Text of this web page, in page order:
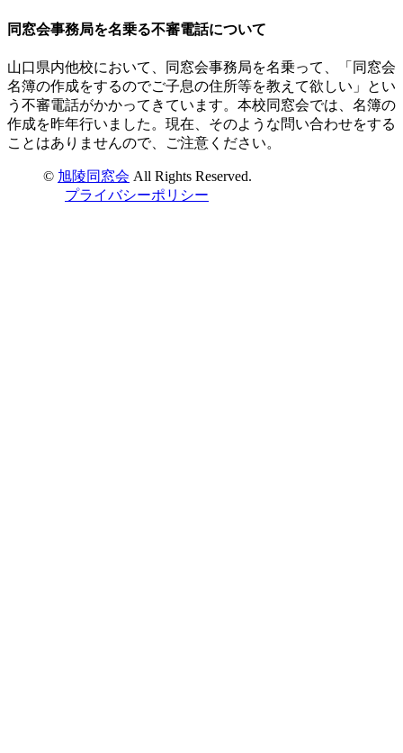
同窓会事務局を名乗る不審電話について
山口県内他校において、同窓会事務局を名乗って、「同窓会
名簿の作成をするのでご子息の住所等を教えて欲しい」とい
う不審電話がかかってきています。本校同窓会では、名簿の
作成を昨年行いました。現在、そのような問い合わせをする
ことはありませんので、ご注意ください。
© 旭陵同窓会 All Rights Reserved.
プライバシーポリシー